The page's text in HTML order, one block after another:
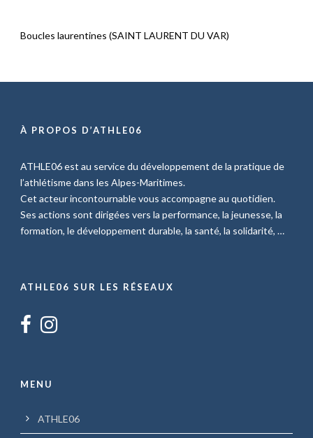
Boucles laurentines (SAINT LAURENT DU VAR)
À PROPOS D’ATHLE06
ATHLE06 est au service du développement de la pratique de
l’athlétisme dans les Alpes-Maritimes.
Cet acteur incontournable vous accompagne au quotidien.
Ses actions sont dirigées vers la performance, la jeunesse, la
formation, le développement durable, la santé, la solidarité, …
ATHLE06 SUR LES RÉSEAUX
MENU
ATHLE06